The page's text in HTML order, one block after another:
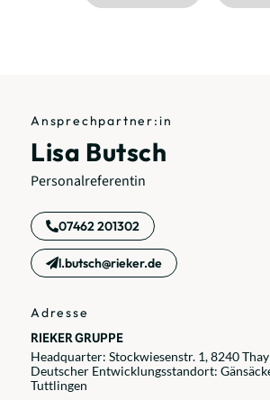
Ansprechpartner:in
Lisa Butsch
Personalreferentin
07462 201302
l.butsch@rieker.de
Adresse
RIEKER GRUPPE
Headquarter: Stockwiesenstr. 1, 8240
Deutscher Entwicklungsstandort:
Tuttlingen